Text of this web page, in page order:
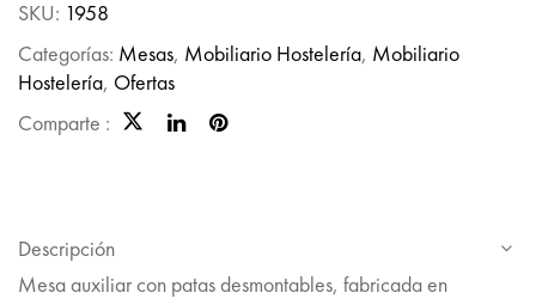
SKU: 1958
Categorías: Mesas, Mobiliario Hostelería, Mobiliario
Hostelería, Ofertas
Comparte :
Descripción
Mesa auxiliar con patas desmontables, fabricada en